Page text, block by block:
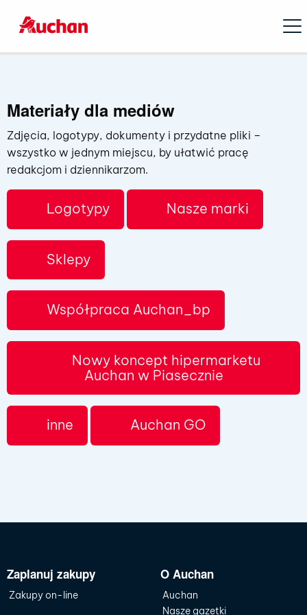
Materiały dla mediów
Zdjęcia, logotypy, dokumenty i przydatne pliki –
wszystko w jednym miejscu, by ułatwić pracę
redakcjom i dziennikarzom.
Logotypy Nasze marki
Sklepy
Współpraca Auchan_bp
Nowy koncept hipermarketu
Auchan w Piasecznie
inne Auchan GO
Zaplanuj zakupy
Zakupy on-line
O Auchan
Auchan
Nasze gazetki